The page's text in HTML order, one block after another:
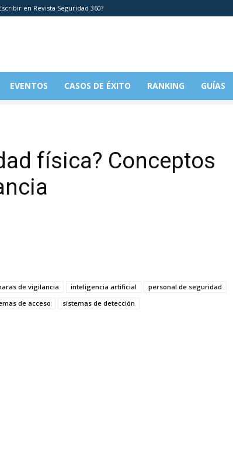
en Revista Seguridad 360?
EVENTOS CASOS DE ÉXITO RANKING GUÍAS
física? Conceptos
de vigilancia inteligencia artificial
personal de seguridad
de acceso sistemas de detección